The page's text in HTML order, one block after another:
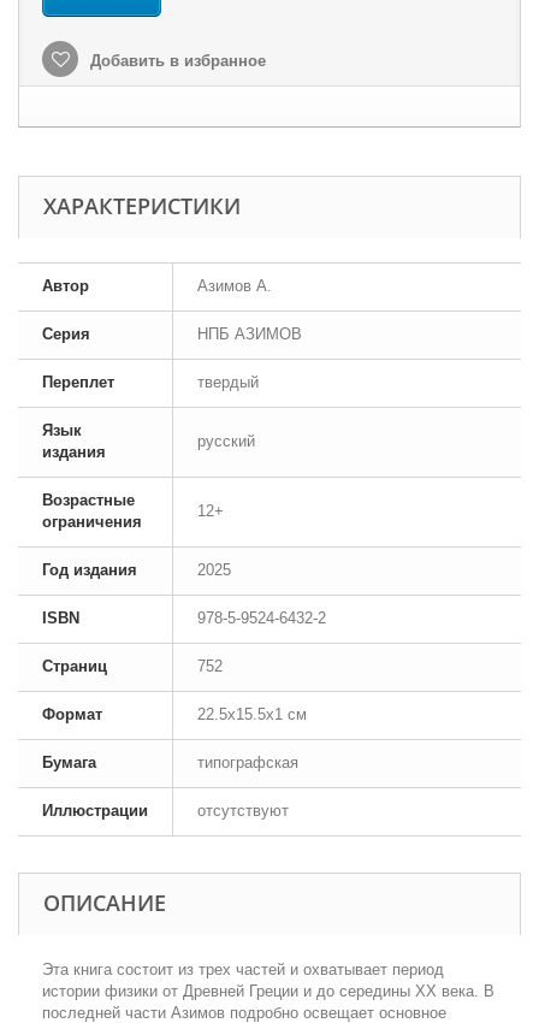
Добавить в избранное
ХАРАКТЕРИСТИКИ
Автор Азимов А.
Серия НПБ АЗИМОВ
Переплет твердый
Язык
издания
русский
Возрастные
ограничения
12+
Год издания 2025
ISBN 978-5-9524-6432-2
Страниц 752
Формат 22.5x15.5x1 см
Бумага типографская
Иллюстрации отсутствуют
ОПИСАНИЕ
Эта книга состоит из трех частей и охватывает период
истории физики от Древней Греции и до середины XX века. В
последней части Азимов подробно освещает основное